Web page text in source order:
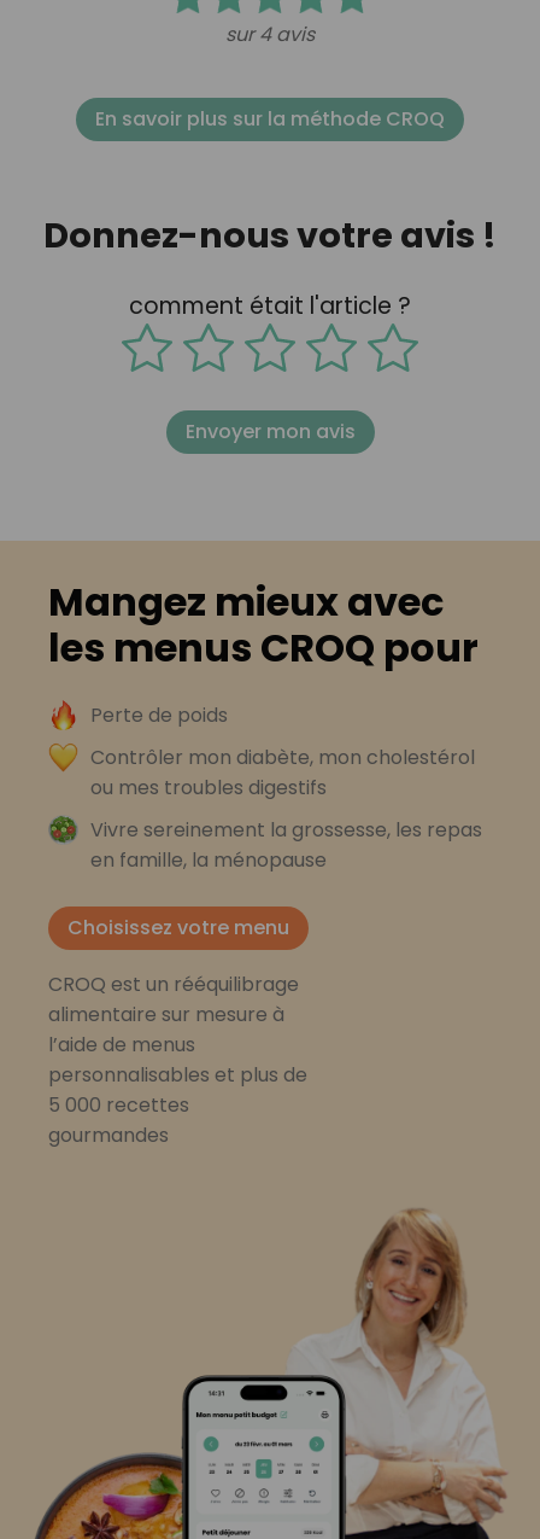
sur 4 avis
En savoir plus sur la méthode CROQ
Donnez-nous votre avis !
comment était l'article ?
Envoyer mon avis
Mangez mieux avec
les menus CROQ pour
Perte de poids
Contrôler mon diabète, mon cholestérol
ou mes troubles digestifs
Vivre sereinement la grossesse, les repas
en famille, la ménopause
Choisissez votre menu
CROQ est un rééquilibrage
alimentaire sur mesure à
l’aide de menus
personnalisables et plus de
5 000 recettes
gourmandes